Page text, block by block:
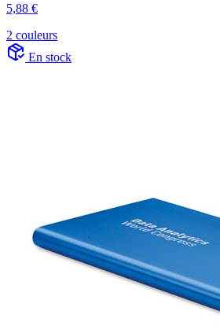
5,88 €
2 couleurs
En stock